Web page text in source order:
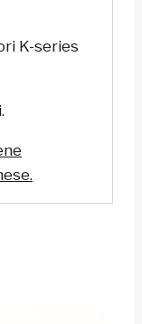
K-series